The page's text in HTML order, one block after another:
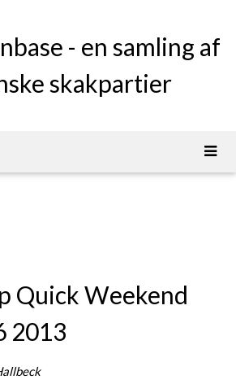
- en samling af
skakpartier
Quick Weekend
2013